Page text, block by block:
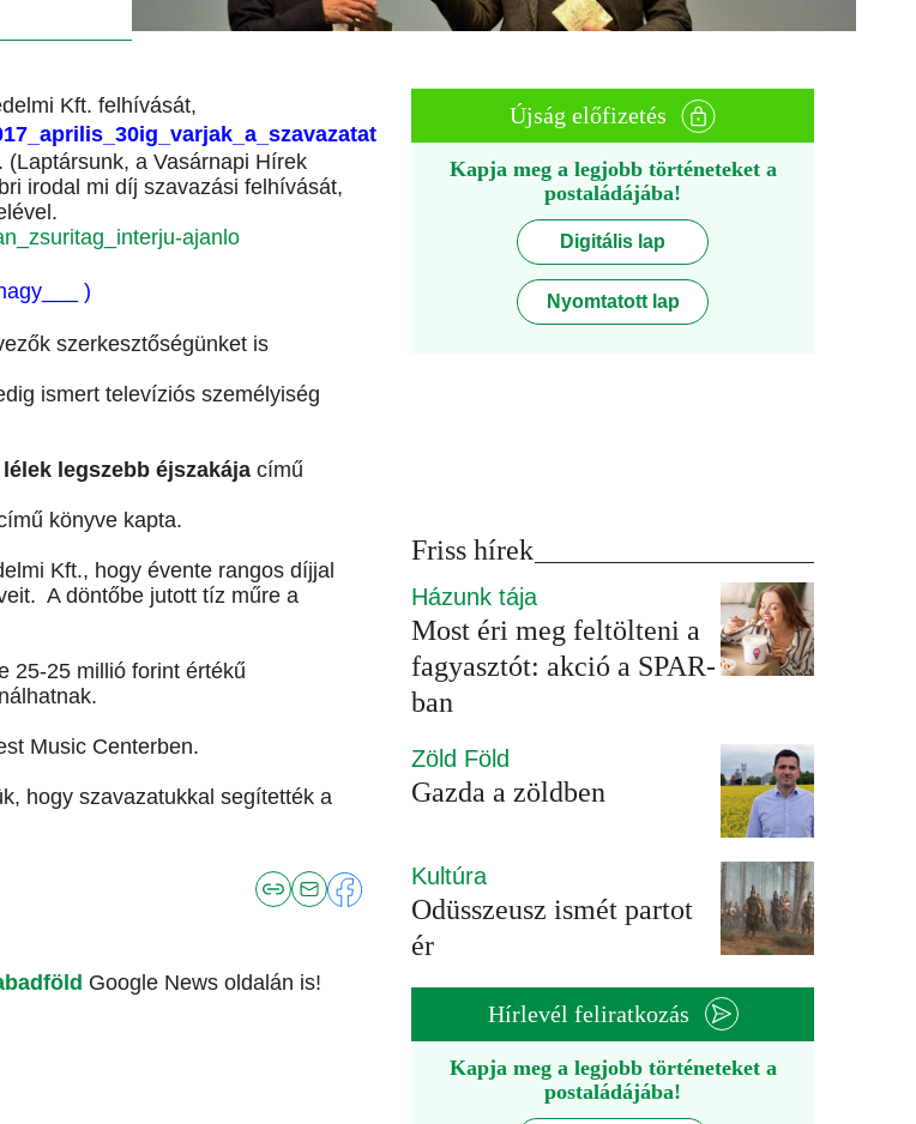
Kft. felhívását,
a Vasárnapi Hírek
irodal mi díj szavazási felhívását,
ajanlo
)
szerkesztőségünket is
ismert televíziós személyiség
legszebb éjszakája című
könyve kapta.
Kft., hogy évente rangos díjjal
A döntőbe jutott tíz műre a
25-25 millió forint értékű
Music Centerben.
hogy szavazatukkal segítették a
Google News oldalán is!
Újság előfizetés
Kapja meg a legjobb történeteket a
postaládájába!
Digitális lap
Nyomtatott lap
Friss hírek
Házunk tája
Most éri meg feltölteni a
fagyasztót: akció a SPAR-
ban
Zöld Föld
Gazda a zöldben
Kultúra
Odüsszeusz ismét partot
ér
Hírlevél feliratkozás
Kapja meg a legjobb történeteket a
postaládájába!